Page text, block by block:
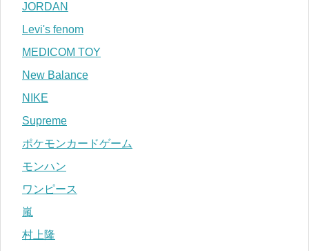
JORDAN
Levi's fenom
MEDICOM TOY
New Balance
NIKE
Supreme
ポケモンカードゲーム
モンハン
ワンピース
嵐
村上隆